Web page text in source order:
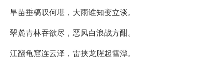
旱苗垂槁叹何堪，大雨谁知变立谈。
翠麓青林吞欲尽，恶风白浪战方酣。
江翻龟窟连云泽，雷挟龙腥起雪潭。